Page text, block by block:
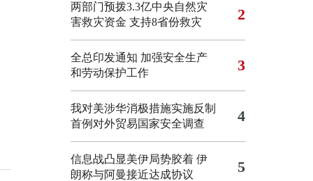
两部门预拨3.3亿中央自然灾
害救灾资金 支持8省份救灾
2
全总印发通知 加强安全生产
和劳动保护工作
3
我对美涉华消极措施实施反制
首例对外贸易国家安全调查
4
信息战凸显美伊局势胶着 伊
朗称与阿曼接近达成协议
5